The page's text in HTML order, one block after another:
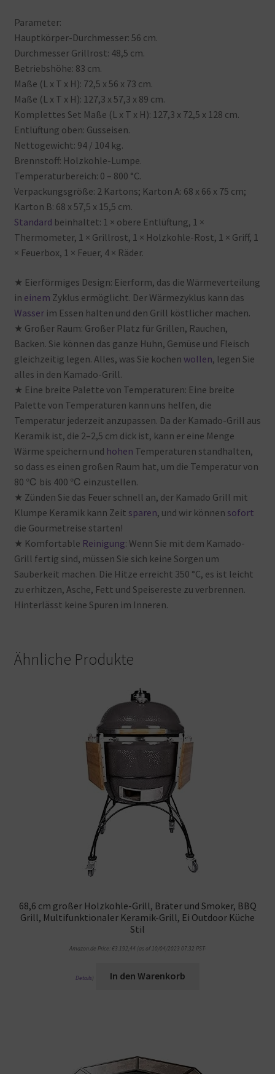
Parameter:
Hauptkörper-Durchmesser: 56 cm.
Durchmesser Grillrost: 48,5 cm.
Betriebshöhe: 83 cm.
Maße (L x T x H): 72,5 x56 x 73 cm.
Maße (L x T x H): 127,3 x57,3 x 89 cm.
Komplettes Set Maße (L x T x H): 127,3 x 72,5 x 128 cm.
Entlüftung oben: Gusseisen.
Nettogewicht: 94 / 104 kg.
Brennstoff: Holzkohle-Lumpe.
Temperaturbereich: 0 – 800 °C.
Verpackungsgröße: 2 Kartons; Karton A: 68 x 66 x 75 cm;
Karton B: 68 x57,5 x 15,5 cm.
Standard beinhaltet: 1 × obere Entlüftung, 1 ×
Thermometer, 1 × Grillrost, 1 × Holzkohle-Rost, 1 × Griff, 1
× Feuerbox, 1 × Feuer, 4 × Räder.
★ Eierförmiges Design: Eierform, das die Wärmeverteilung
in einem Zyklus ermöglicht. Der Wärmezyklus kann das
Wasser im Essen halten und den Grill köstlicher machen.
★ Großer Raum: Großer Platz für Grillen, Rauchen,
Backen. Sie können das ganze Huhn, Gemüse und Fleisch
gleichzeitig legen. Alles, was Sie kochen wollen, legen Sie
alles in den Kamado-Grill.
★ Eine breite Palette von Temperaturen: Eine breite
Palette von Temperaturen kann uns helfen, die
Temperatur jederzeit anzupassen. Da der Kamado-Grill aus
Keramik ist, die 2–2,5 cm dick ist, kann er eine Menge
Wärme speichern und hohen Temperaturen standhalten,
so dass es einen großen Raum hat, um die Temperaturvon
80 ℃ bis 400 ℃ einzustellen.
★ Zünden Sie das Feuer schnell an, der Kamado Grill mit
Klumpe Keramik kann Zeit sparen, und wir können sofort
die Gourmetreise starten!
★ Komfortable Reinigung: Wenn Sie mit dem Kamado-
Grill fertig sind, müssen Sie sich keine Sorgen um
Sauberkeit machen. Die Hitze erreicht 350 °C, es ist leicht
zu erhitzen, Asche, Fett und Speisereste zu verbrennen.
Hinterlässt keine Spuren im Inneren.
Ähnliche Produkte
68,6 cm großer Holzkohle-Grill, Bräter und Smoker, BBQ
Grill, Multifunktionaler Keramik-Grill, Ei Outdoor Küche
Stil
Amazon.de Price: €3.192,44 (as of 10/04/2023 07:32 PST-
Details In den Warenkorb